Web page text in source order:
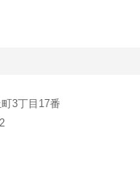
3丁目17番